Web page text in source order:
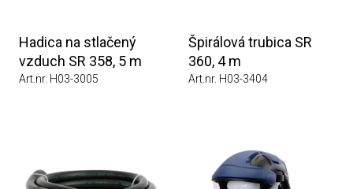
Hadica na stlačený
vzduch SR 358, 5 m
Art.nr. H03-3005
Špirálová trubica SR
360, 4 m
Art.nr. H03-3404